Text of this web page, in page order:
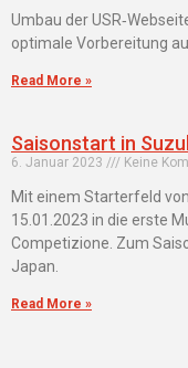
Umbau der
optimale Vorbereitung
Read More »
Saisonstart in
6. Januar 2023 Keine
Mit einem Starterfeld
15.01.2023 in die erste
Competizione. Zum
Japan.
Read More »